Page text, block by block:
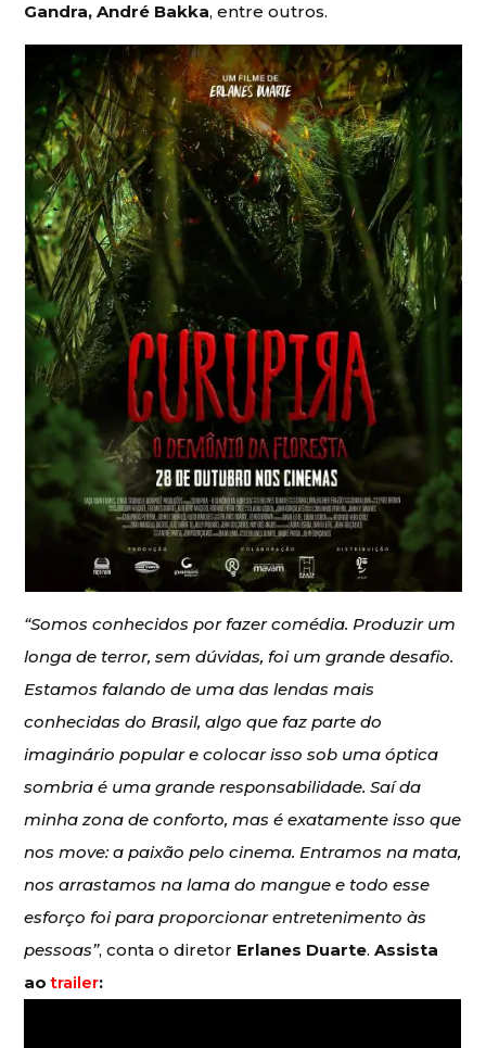
Gandra, André Bakka, entre outros.
“Somos conhecidos por fazer comédia. Produzir um
longa de terror, sem dúvidas, foi um grande desafio.
Estamos falando de uma das lendas mais
conhecidas do Brasil, algo que faz parte do
imaginário popular e colocar isso sob uma óptica
sombria é uma grande responsabilidade. Saí da
minha zona de conforto, mas é exatamente isso que
nos move: a paixão pelo cinema. Entramos na mata,
nos arrastamos na lama do mangue e todo esse
esforço foi para proporcionar entretenimento às
pessoas”, conta o diretor Erlanes Duarte.Assista
aotrailer: